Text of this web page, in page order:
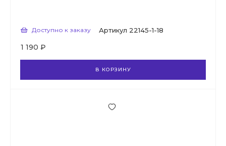
Доступно к заказу Артикул 22145-1-18
1 190 ₽
В КОРЗИНУ